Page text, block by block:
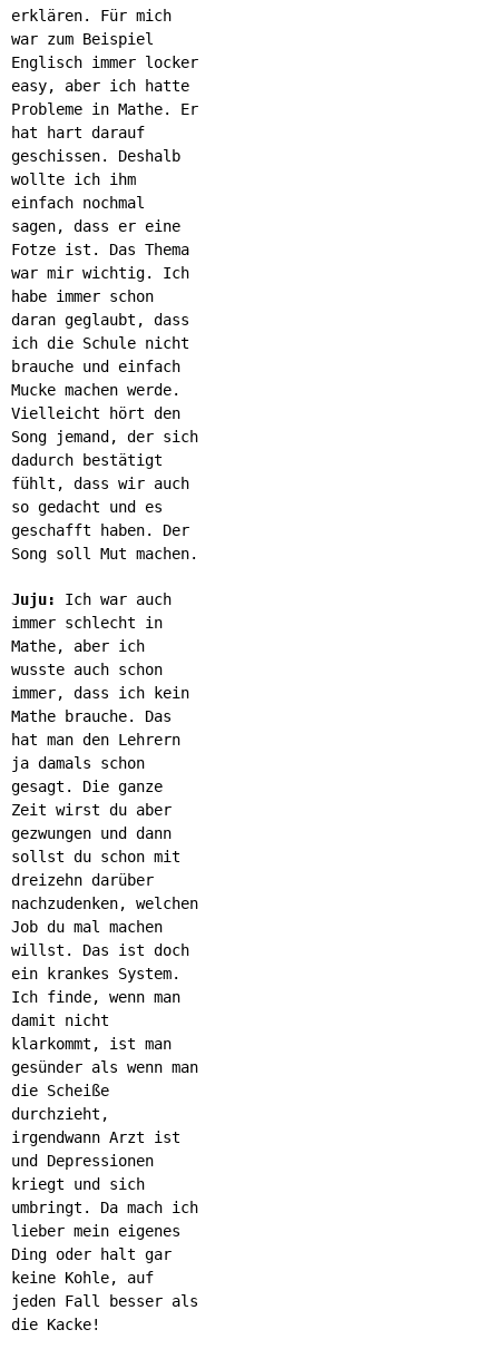
erklären. Für mich
war zum Beispiel
Englisch immer locker
easy, aber ich hatte
Probleme in Mathe. Er
hat hart darauf
geschissen. Deshalb
wollte ich ihm
einfach nochmal
sagen, dass er eine
Fotze ist. Das Thema
war mir wichtig. Ich
habe immer schon
daran geglaubt, dass
ich die Schule nicht
brauche und einfach
Mucke machen werde.
Vielleicht hört den
Song jemand, der sich
dadurch bestätigt
fühlt, dass wir auch
so gedacht und es
geschafft haben. Der
Song soll Mut machen.
Juju:
Ich war auch
immer schlecht in
Mathe, aber ich
wusste auch schon
immer, dass ich kein
Mathe brauche. Das
hat man den Lehrern
ja damals schon
gesagt. Die ganze
Zeit wirst du aber
gezwungen und dann
sollst du schon mit
dreizehn darüber
nachzudenken, welchen
Job du mal machen
willst. Das ist doch
ein krankes System.
Ich finde, wenn man
damit nicht
klarkommt, ist man
gesünder als wenn man
die Scheiße
durchzieht,
irgendwann Arzt ist
und Depressionen
kriegt und sich
umbringt. Da mach ich
lieber mein eigenes
Ding oder halt gar
keine Kohle, auf
jeden Fall besser als
die Kacke!